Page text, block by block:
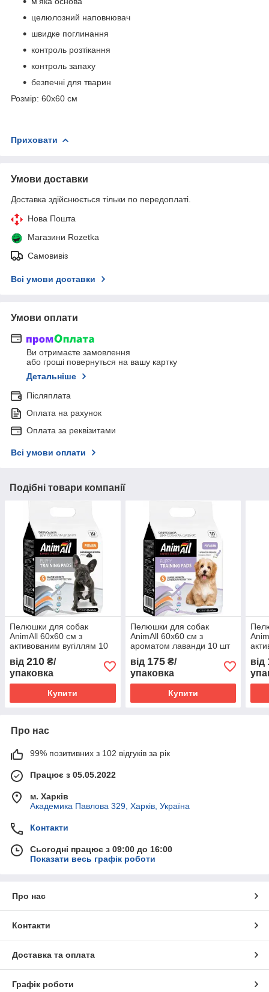
целюлозний наповнювач
швидке поглинання
контроль розтікання
контроль запаху
безпечні для тварин
Розмір: 60х60 см
Приховати
Умови доставки
Доставка здійснюється тільки по передоплаті.
Нова Пошта
Магазини Rozetka
Самовивіз
Всі умови доставки
Умови оплати
Ви отримаєте замовлення
або гроші повернуться на вашу картку
Детальніше
Післяплата
Оплата на рахунок
Оплата за реквізитами
Всі умови оплати
Подібні товари компанії
Пелюшки для собак
AnimAll 60х60 см з
активованим вугіллям 10
від 210 ₴/
упаковка
Купити
Пелюшки для собак
AnimAll 60х60 см з
ароматом лаванди 10 шт
від 175₴/
упаковка
Купити
від
Про нас
99% позитивних з 102 відгуків за рік
Працює з 05.05.2022
м. Харків
Академика Павлова 329, Харків, Україна
Контакти
Сьогодні працює з 09:00 до 16:00
Показати весь графік роботи
Про нас
Контакти
Доставка та оплата
Графік роботи